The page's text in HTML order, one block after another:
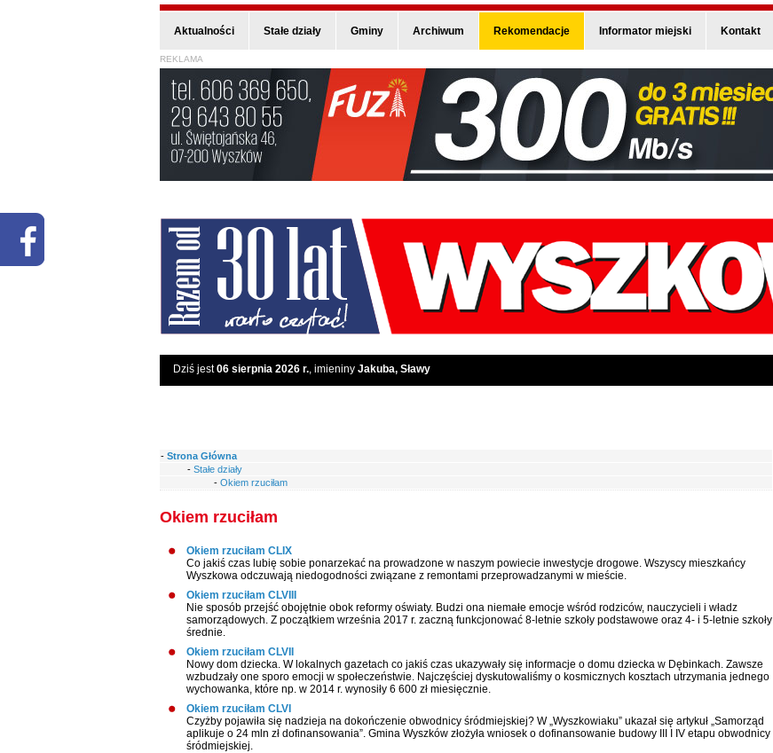
Aktualności Stałe działy Gminy Archiwum Rekomendacje Informator miejski Kontakt
REKLAMA
Dziś jest06 sierpnia 2026 r., imieniny Jakuba, Sławy
- Strona Główna
- Stałe działy
- Okiem rzuciłam
Okiem rzuciłam
Okiem rzuciłam CLIX
Co jakiś czas lubię sobie ponarzekać na prowadzone w naszym powiecie inwestycje drogowe. Wszyscy mieszkańcy
Wyszkowa odczuwają niedogodności związane z remontami przeprowadzanymi w mieście.
Okiem rzuciłam CLVIII
Nie sposób przejść obojętnie obok reformy oświaty. Budzi ona niemałe emocje wśród rodziców, nauczycieli i władz
samorządowych. Z początkiem września 2017 r. zaczną funkcjonować 8-letnie szkoły podstawowe oraz 4- i 5-letnie szkoły
średnie.
Okiem rzuciłam CLVII
Nowy dom dziecka. W lokalnych gazetach co jakiś czas ukazywały się informacje o domu dziecka w Dębinkach. Zawsze
wzbudzały one sporo emocji w społeczeństwie. Najczęściej dyskutowaliśmy o kosmicznych kosztach utrzymania jednego
wychowanka, które np. w 2014 r. wynosiły 6 600 zł miesięcznie.
Okiem rzuciłam CLVI
Czyżby pojawiła się nadzieja na dokończenie obwodnicy śródmiejskiej? W „Wyszkowiaku” ukazał się artykuł „Samorząd
aplikuje o 24 mln zł dofinansowania”. Gmina Wyszków złożyła wniosek o dofinansowanie budowy III I IV etapu obwodnicy
śródmiejskiej.